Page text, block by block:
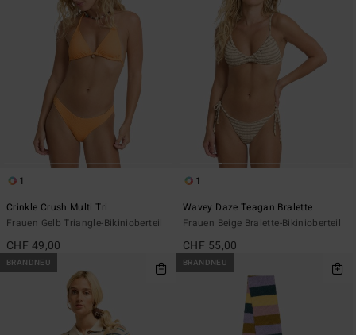
1
Crinkle Crush Multi Tri
Frauen Gelb Triangle-Bikinioberteil
CHF 49,00
1
Wavey Daze Teagan Bralette
Frauen Beige Bralette-Bikinioberteil
CHF 55,00
BRANDNEU BRANDNEU